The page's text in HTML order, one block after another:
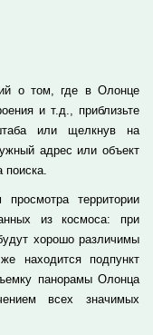
о том, где в Олонце
и т.д., приблизьте
или щелкнув на
адрес или объект
поиска.
территории
из космоса: при
хорошо различимы
находится подпункт
панорамы Олонца
всех значимых